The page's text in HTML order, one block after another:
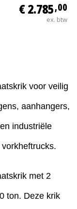
€ 2.785,00
ex. btw
voor veilig
aanhangers,
industriële
met 2
ton. Deze krik